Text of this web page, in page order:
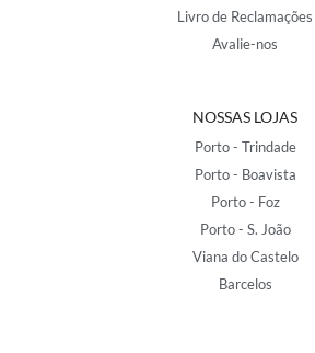
Livro de Reclamações
Avalie-nos
NOSSAS LOJAS
Porto - Trindade
Porto - Boavista
Porto - Foz
Porto - S. João
Viana do Castelo
Barcelos